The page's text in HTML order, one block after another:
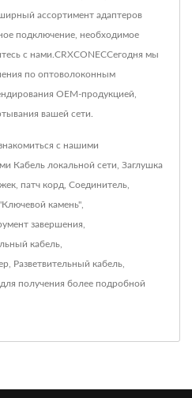
ассортимент адаптеров
подключение, необходимое
с нами.CRXCONECСегодня мы
по оптоволоконным
OEM-продукцией,
вашей сети.
с нашими
Кабель локальной сети Заглушка
патч корд Соединитель
камень"
завершения
кабель
Разветвительный кабель
для получения более подробной